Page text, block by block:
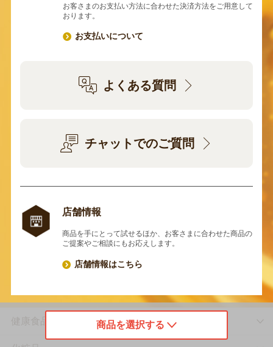
お客さまのお支払い方法に合わせた決済方法をご用意して
おります。
お支払いについて
よくある質問
チャットでのご質問
店舗情報
商品を手にとって試せるほか、お客さまに合わせた商品の
ご提案やご相談にもお応えします。
店舗情報はこちら
健康食品 商品を選択する